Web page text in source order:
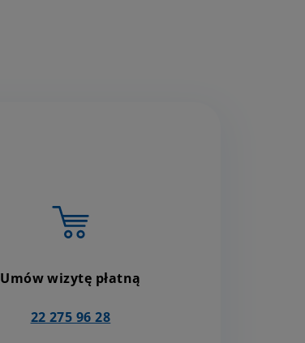
Umów wizytę płatną
22 275 96 28